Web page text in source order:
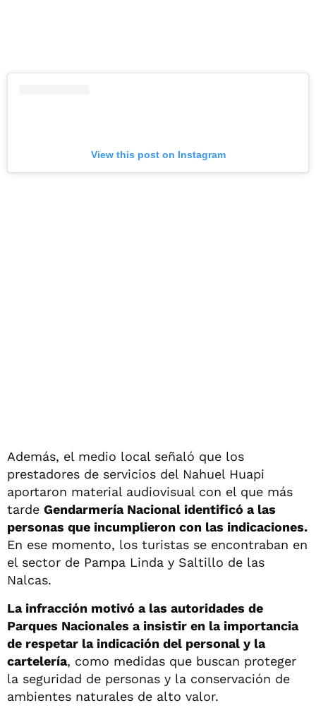
View this post on Instagram
Además, el medio local señaló que los
prestadores de servicios del Nahuel Huapi
aportaron material audiovisual con el que más
tarde Gendarmería Nacional identificó a las
personas que incumplieron con las indicaciones.
En ese momento, los turistas se encontraban en
el sector de Pampa Linda y Saltillo de las
Nalcas.
La infracción motivó a las autoridades de
Parques Nacionales a insistir en la importancia
de respetar la indicación del personal y la
cartelería, como medidas que buscan proteger
la seguridad de personas y la conservación de
ambientes naturales de alto valor.